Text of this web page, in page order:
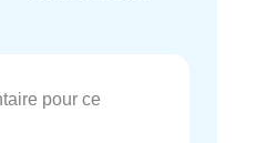
pour ce